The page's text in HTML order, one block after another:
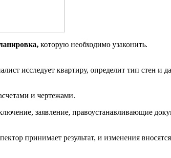
которую необходимо узаконить.
исследует квартиру, определит тип стен и
и чертежами.
заявление, правоустанавливающие
принимает результат, и изменения